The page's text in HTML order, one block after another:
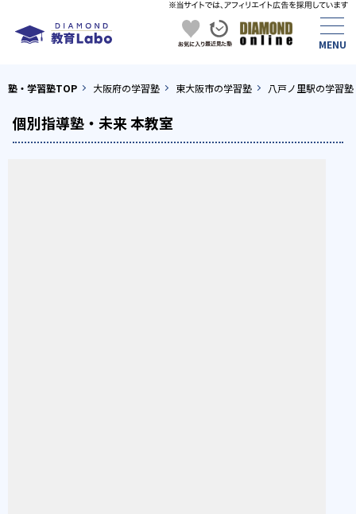
塾・学習塾TOP 大阪府の学習塾 東大阪市の学習塾 八戸ノ里駅の学習塾
個別指導塾・未来 本教室